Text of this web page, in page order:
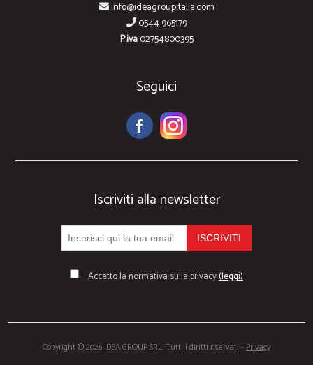
info@ideagroupitalia.com
0544 965179
P.iva02754800395
Seguici
Iscriviti alla newsletter
Accetto la normativa sulla privacy(leggi)
Copyright © 2026 IDEA GROUP SRL. Tutti i diritti riservati - Privacy